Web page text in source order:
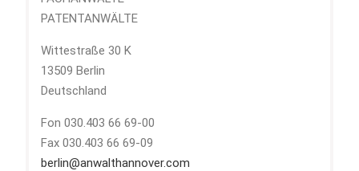
PATENTANWÄLTE
Wittestraße 30 K
13509 Berlin
Deutschland
Fon 030.403 66 69-00
Fax 030.403 66 69-09
berlin@anwalthannover.com